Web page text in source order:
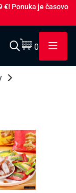
€! Ponuka je časovo
0